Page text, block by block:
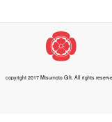
copyright 2017 Mtsumoto Gift. All rights